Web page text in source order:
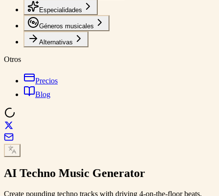
Especialidades
Géneros musicales
Alternativas
Otros
Precios
Blog
AI Techno Music Generator
Create pounding techno tracks with driving 4-on-the-floor beats,